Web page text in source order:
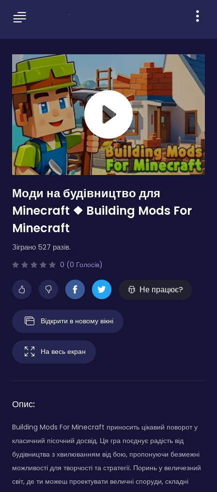
Моди на будівництво для
Minecraft ❖ Building Mods For
Minecraft
Зіграно 527 разів.
0 (0 Голосів)
Не працює?
Відкрити в новому вікні
На весь екран
Опис:
Building Mods For Minecraft приносить цікавий поворот у
класичний пісочний досвід. Ця гра поєднує радість від
будівництва з хвилюванням від бою, пропонуючи безмежні
можливості для творчості та стратегії. Поринь у величезний
світ, де ти можеш проектувати величні споруди, складні